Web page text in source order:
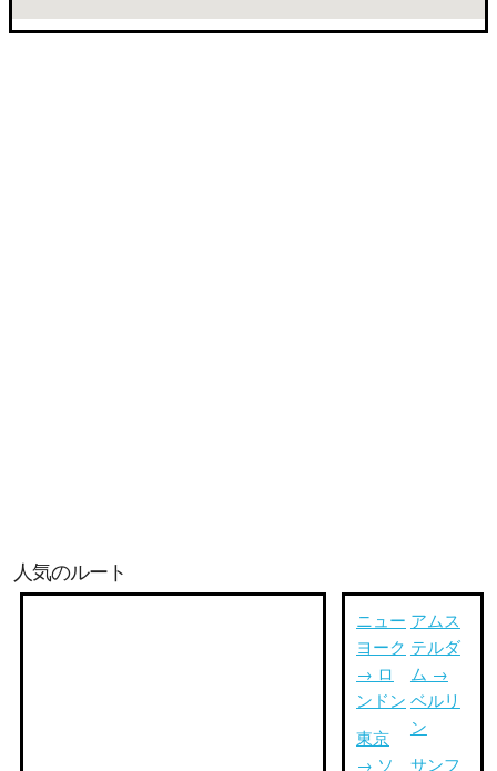
人気のルート
ニュー
ヨーク
→ ロ
ンドン
東京
→ ソ
アムス
テルダ
ム →
ベルリ
ン
サンフ